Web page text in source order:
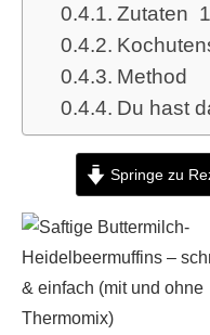
Zutaten
Method
Du hast
Springe zu